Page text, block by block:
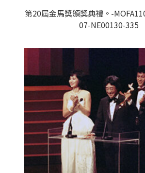
第20屆金馬獎頒獎典禮。-
07-NE00130-335